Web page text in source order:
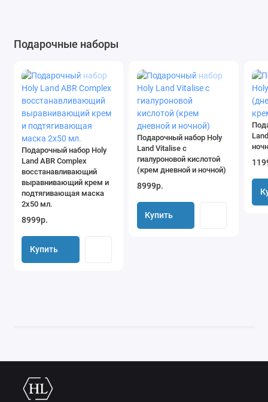
Подарочные наборы
Подарочный набор Holy
Land ABR Complex
восстанавливающий
выравнивающий крем и
подтягивающая маска
2х50 мл.
8999р.
Купить
Подарочный набор Holy
Land Vitalise с
гиалуроновой кислотой
(крем дневной и ночной)
8999р.
Купить